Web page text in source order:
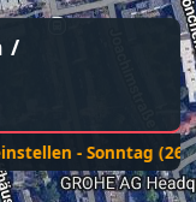
/
- Sonntag (26.